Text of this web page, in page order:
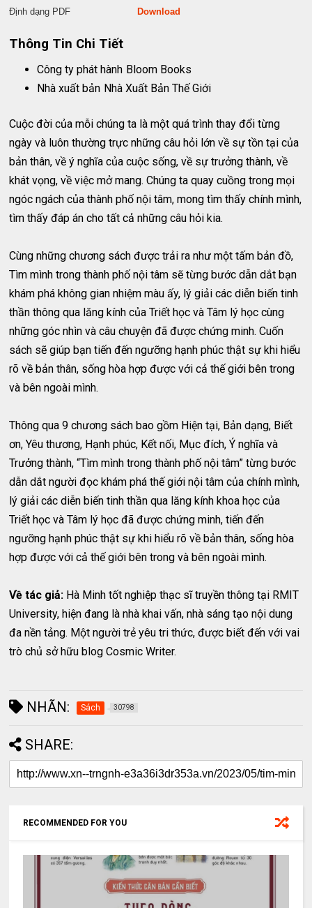
Định dạng PDF Download
Thông Tin Chi Tiết
Công ty phát hành Bloom Books
Nhà xuất bản Nhà Xuất Bản Thế Giới
Cuộc đời của mỗi chúng ta là một quá trình thay đổi từng
ngày và luôn thường trực những câu hỏi lớn về sự tồn tại của
bản thân, về ý nghĩa của cuộc sống, về sự trưởng thành, về
khát vọng, về việc mở mang. Chúng ta quay cuồng trong mọi
ngóc ngách của thành phố nội tâm, mong tìm thấy chính mình,
tìm thấy đáp án cho tất cả những câu hỏi kia.
Cùng những chương sách được trải ra như một tấm bản đồ,
Tìm mình trong thành phố nội tâm sẽ từng bước dẫn dắt bạn
khám phá không gian nhiệm màu ấy, lý giải các diễn biến tinh
thần thông qua lăng kính của Triết học và Tâm lý học cùng
những góc nhìn và câu chuyện đã được chứng minh. Cuốn
sách sẽ giúp bạn tiến đến ngưỡng hạnh phúc thật sự khi hiểu
rõ về bản thân, sống hòa hợp được với cả thế giới bên trong
và bên ngoài mình.
Thông qua 9 chương sách bao gồm Hiện tại, Bản dạng, Biết
ơn, Yêu thương, Hạnh phúc, Kết nối, Mục đích, Ý nghĩa và
Trưởng thành, “Tìm mình trong thành phố nội tâm” từng bước
dẫn dắt người đọc khám phá thế giới nội tâm của chính mình,
lý giải các diễn biến tinh thần qua lăng kính khoa học của
Triết học và Tâm lý học đã được chứng minh, tiến đến
ngưỡng hạnh phúc thật sự khi hiểu rõ về bản thân, sống hòa
hợp được với cả thế giới bên trong và bên ngoài mình.
Về tác giả: Hà Minh tốt nghiệp thạc sĩ truyền thông tại RMIT
University, hiện đang là nhà khai vấn, nhà sáng tạo nội dung
đa nền tảng. Một người trẻ yêu tri thức, được biết đến với vai
trò chủ sở hữu blog Cosmic Writer.
NHÃN: Sách 30798
SHARE:
RECOMMENDED FOR YOU